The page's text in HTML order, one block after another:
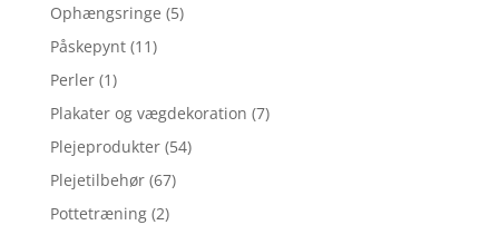
Ophængsringe (5)
Påskepynt (11)
Perler (1)
Plakater og vægdekoration (7)
Plejeprodukter (54)
Plejetilbehør (67)
Pottetræning (2)